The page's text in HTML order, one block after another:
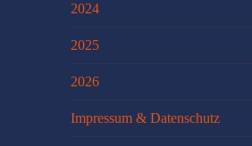
2024
2025
2026
Impressum & Datenschutz